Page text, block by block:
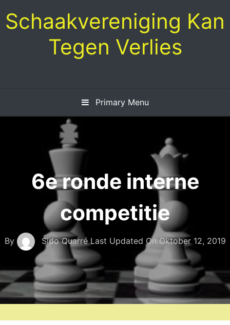
to
content
Schaakvereniging Kan
Tegen Verlies
Primary Menu
6e ronde interne
competitie
By Sido QuarréLast Updated On Oktober 12, 2019